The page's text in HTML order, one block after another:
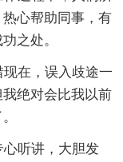
心帮助同事，有
之处。
在，误入歧途一
绝对会比我以前
听讲，大胆发